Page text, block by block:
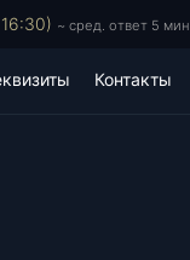
~ сред. ответ 5 мин.
Контакты